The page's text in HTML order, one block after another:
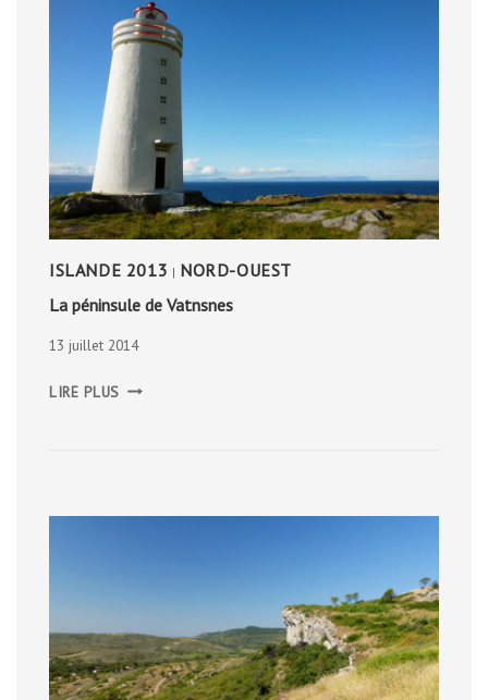
ISLANDE 2013 | NORD-OUEST
La péninsule de Vatnsnes
13 juillet 2014
LIRE PLUS PÉNINSULE